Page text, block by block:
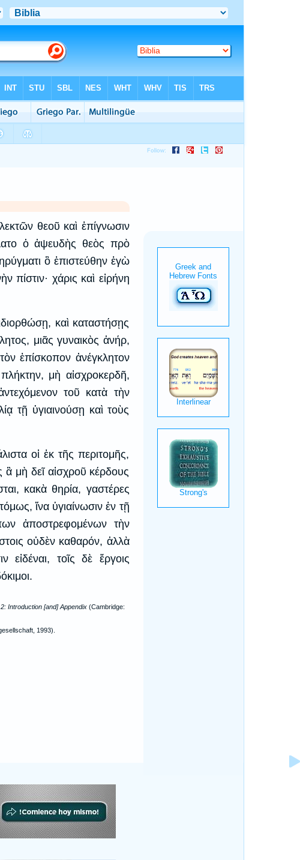
θεοῦ καὶ ἐπίγνωσιν
ὁ ἀψευδὴς θεὸς πρὸ
ὃ ἐπιστεύθην ἐγὼ
πίστιν· χάρις καὶ εἰρήνη
καὶ καταστήσῃς
μιᾶς γυναικὸς ἀνήρ,
ἐπίσκοπον ἀνέγκλητον
μὴ αἰσχροκερδῆ,
τοῦ κατὰ τὴν
τῇ ὑγιαινούσῃ καὶ τοὺς
οἱ ἐκ τῆς περιτομῆς,
ἃ μὴ δεῖ αἰσχροῦ κέρδους
κακὰ θηρία, γαστέρες
ἵνα ὑγιαίνωσιν ἐν τῇ
ἀποστρεφομένων τὴν
οὐδὲν καθαρόν, ἀλλὰ
εἰδέναι, τοῖς δὲ ἔργοις
Introduction [and] Appendix(Cambridge:
1993).